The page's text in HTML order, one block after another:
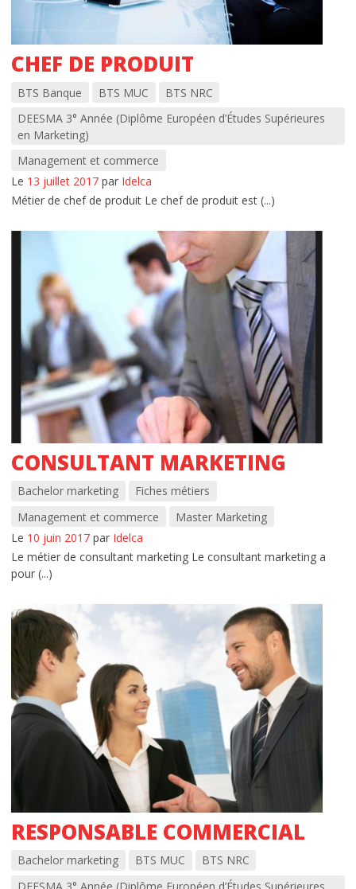
CHEF DE PRODUIT
BTS Banque BTS MUC
BTS NRC
DEESMA 3° Année (Diplôme Européen d’Études Supérieures
en Marketing)
Management et commerce
Le 13 juillet 2017 par Idelca
Métier de chef de produit Le chef de produit est (...)
CONSULTANT MARKETING
Bachelor marketing
Fiches métiers
Management et commerce
Master Marketing
Le 10 juin 2017 par Idelca
Le métier de consultant marketing Le consultant marketing a
pour (...)
RESPONSABLE COMMERCIAL
Bachelor marketing BTS MUC
BTS NRC
DEESMA 3° Année (Diplôme Européen d’Études Supérieures